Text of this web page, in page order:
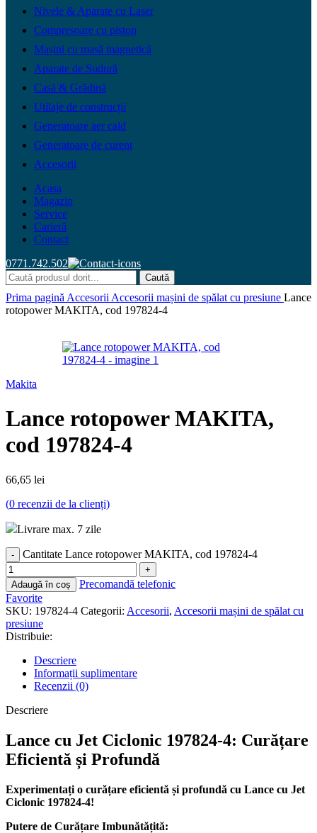
Nivele & Aparate cu Laser
Compresoare cu piston
Mașini cu masă magnetică
Aparate de Sudură
Casă & Grădină
Utilaje de construcții
Generatoare aer cald
Generatoare de curent
Accesorii
Acasa
Magazin
Service
Carieră
Contact
0771.742.502
Caută
Prima pagină Accesorii Accesorii mașini de spălat cu presiune Lance
rotopower MAKITA, cod 197824-4
Makita
Lance rotopower MAKITA,
cod 197824-4
66,65 lei
(0 recenzii de la clienți)
Livrare max. 7 zile
Cantitate Lance rotopower MAKITA, cod 197824-4
Adaugă în coș
Precomandă telefonic
Favorite
SKU: 197824-4 Categorii: Accesorii, Accesorii mașini de spălat cu
presiune
Distribuie:
Descriere
Informații suplimentare
Recenzii (0)
Descriere
Lance cu Jet Ciclonic 197824-4: Curățare
Eficientă și Profundă
Experimentați o curățare eficientă și profundă cu Lance cu Jet
Ciclonic 197824-4!
Putere de Curățare Imbunătățită: